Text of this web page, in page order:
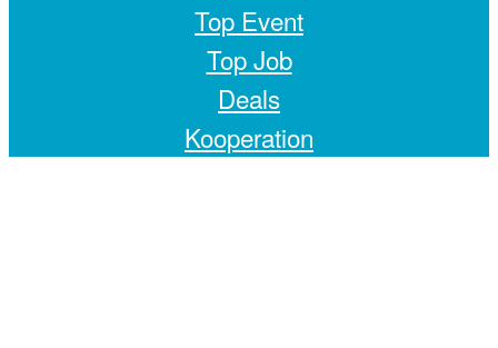
Top Event
Top Job
Deals
Kooperation